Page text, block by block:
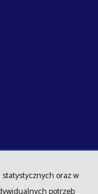
oraz w